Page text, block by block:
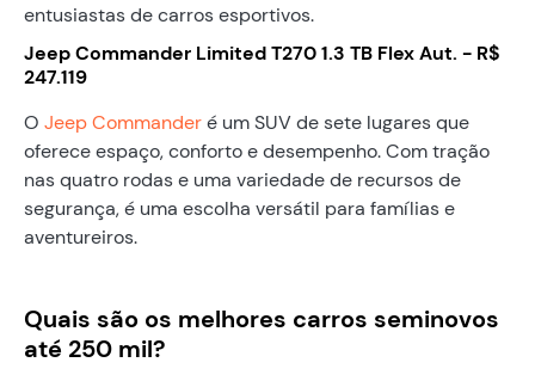
entusiastas de carros esportivos.
Jeep Commander Limited T270 1.3 TB Flex Aut. - R$
247.119
O Jeep Commanderé um SUV de sete lugares que
oferece espaço, conforto e desempenho. Com tração
nas quatro rodas e uma variedade de recursos de
segurança, é uma escolha versátil para famílias e
aventureiros.
Quais são os melhores carros seminovos
até 250 mil?